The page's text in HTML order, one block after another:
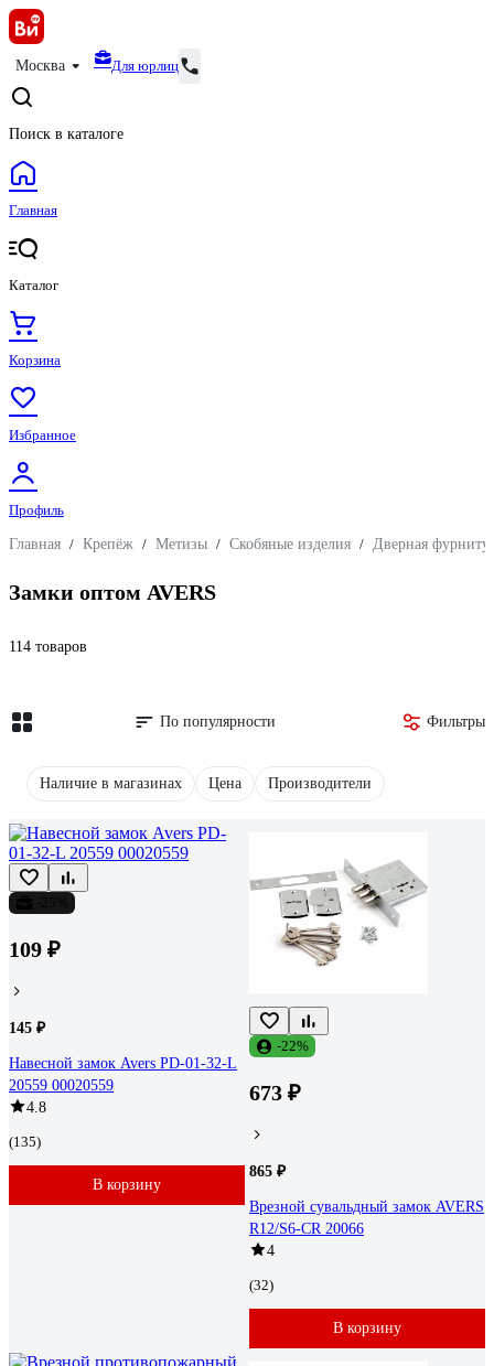
Москва Для юрлиц
Поиск в каталоге
Главная
Каталог
Корзина
Избранное
Профиль
Главная / Крепёж / Метизы / Скобяные изделия / Дверная
Замки оптом AVERS
114 товаров
По популярности Фильтры
Наличие в магазинах Цена Производители
109 ₽
145 ₽
Навесной замок Avers PD-01-32-L
20559 00020559
4.8
(135)
В корзину
-22%
673 ₽
865 ₽
Врезной сувальдный замок AVERS
R12/S6-CR 20066
4
(32)
В корзину